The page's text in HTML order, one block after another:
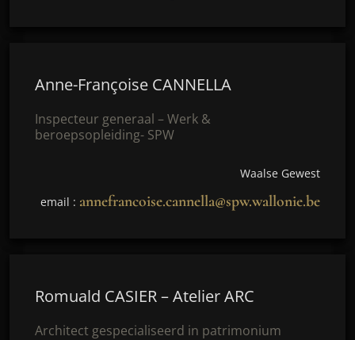
Anne-Françoise CANNELLA
Inspecteur generaal – Werk &
beroepsopleiding- SPW
Waalse Gewest
email : annefrancoise.cannella@spw.wallonie.be
Romuald CASIER – Atelier ARC
Architect gespecialiseerd in patrimonium